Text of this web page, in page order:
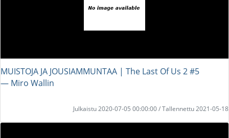
MUISTOJA JA JOUSIAMMUNTAA | The Last Of Us 2 #5
― Miro Wallin
Julkaistu 2020-07-05 00:00:00 / Tallennettu 2021-05-18